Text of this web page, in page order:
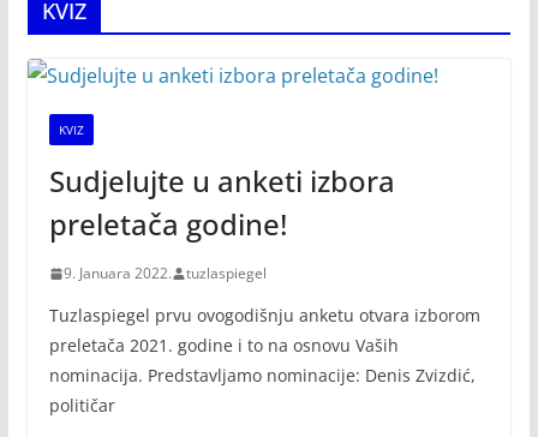
KVIZ
KVIZ
Sudjelujte u anketi izbora
preletača godine!
9. Januara 2022. tuzlaspiegel
Tuzlaspiegel prvu ovogodišnju anketu otvara izborom
preletača 2021. godine i to na osnovu Vaših
nominacija. Predstavljamo nominacije: Denis Zvizdić,
političar